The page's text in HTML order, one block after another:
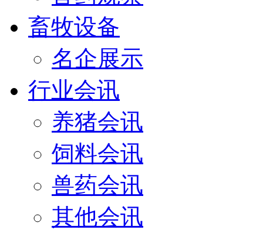
畜牧设备
名企展示
行业会讯
养猪会讯
饲料会讯
兽药会讯
其他会讯